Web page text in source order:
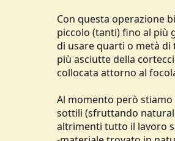
Con questa operazione
piccolo (tanti) fino al più
di usare quarti o metà
più asciutte della
collocata attorno al
Al momento però
sottili (sfruttando
altrimenti tutto il lavoro